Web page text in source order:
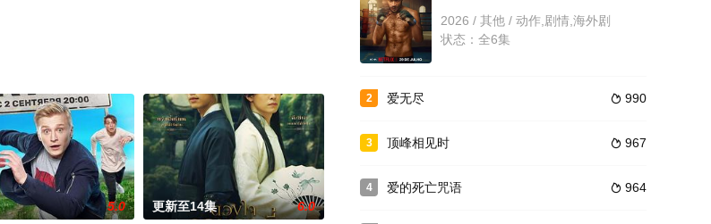
5.0 更新至14集 6.0
2026 / 其他 / 动作,剧情,海外剧
状态：全6集
2  990
爱无尽
3  967
顶峰相见时
4  964
爱的死亡咒语